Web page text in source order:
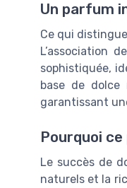
Un parfum
Ce qui
L’association
sophistiquée,
base de dolce
garantissant
Pourquoi
Le succès de
naturels et la